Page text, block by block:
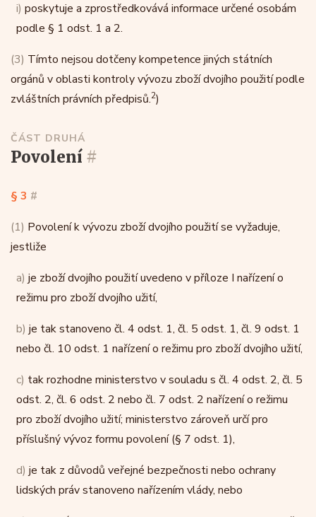
i) poskytuje a zprostředkovává informace určené osobám
podle § 1 odst. 1 a 2.
(3) Tímto nejsou dotčeny kompetence jiných státních
orgánů v oblasti kontroly vývozu zboží dvojího použití podle
zvláštních právních předpisů.2)
ČÁST DRUHÁ
povolení #
§ 3 #
(1) Povolení k vývozu zboží dvojího použití se vyžaduje,
jestliže
a) je zboží dvojího použití uvedeno v příloze I nařízení o
režimu pro zboží dvojího užití,
b) je tak stanoveno čl. 4 odst. 1, čl. 5 odst. 1, čl. 9 odst. 1
nebo čl. 10 odst. 1 nařízení o režimu pro zboží dvojího užití,
c) tak rozhodne ministerstvo v souladu s čl. 4 odst. 2, čl. 5
odst. 2, čl. 6 odst. 2 nebo čl. 7 odst. 2 nařízení o režimu
pro zboží dvojího užití; ministerstvo zároveň určí pro
příslušný vývoz formu povolení (§ 7 odst. 1),
d) je tak z důvodů veřejné bezpečnosti nebo ochrany
lidských práv stanoveno nařízením vlády, nebo